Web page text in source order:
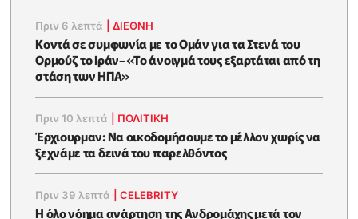
Πριν 6 λεπτά |ΔΙΕΘΝΗ
Κοντά σε συμφωνία με το Ομάν για τα Στενά του
Ορμούζ το Ιράν–«Το άνοιγμά τους εξαρτάται από τη
στάση των ΗΠΑ»
Πριν 10 λεπτά ΠΟΛΙΤΙΚΗ
Έρχιουρμαν: Να οικοδομήσουμε το μέλλον χωρίς να
ξεχνάμε τα δεινά του παρελθόντος
Πριν 39 λεπτά |CELEBRITY
Η όλο νόημα ανάρτηση της Ανδρομάχης μετά τον